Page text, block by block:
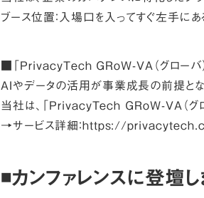
ブース位置：入場口を入ってすぐ左手にあ
■「PrivacyTech GRoW-VA（グローバ
AIやデータの活用が事業成長の前提とな
当社は、「PrivacyTech GRoW-VA（グ
→サービス詳細：https://
◾️カンファレンスに登壇